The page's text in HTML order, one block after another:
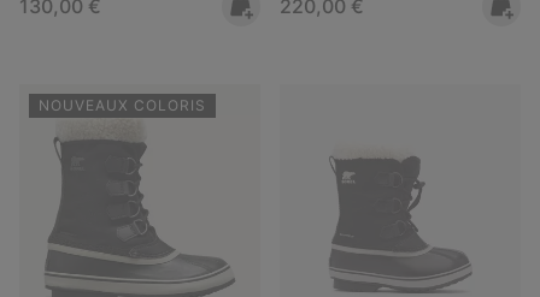
130,00 € 220,00 €
NOUVEAUX COLORIS